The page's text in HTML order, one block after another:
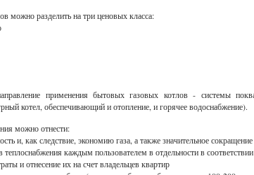
можно разделить на три ценовых класса:
применения бытовых газовых котлов - системы
котел, обеспечивающий и отопление, и горячее водоснабжение).
можно отнести:
и, как следствие, экономию газа, а также значительное
каждым пользователем в отдельности в
и отнесение их на счет владельцев квартир